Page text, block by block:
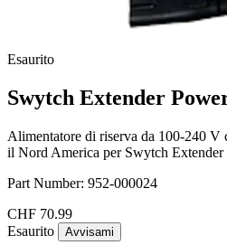
Esaurito
Swytch Extender
Alimentatore di riserva da 100-240 V
il Nord America per Swytch Extender
Part Number: 952-000024
CHF 70.99
Esaurito
Avvisami